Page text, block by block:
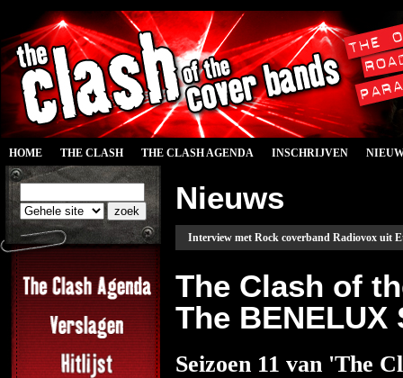
HOME THE CLASH THE CLASH AGENDA INSCHRIJVEN
Nieuws
Interview met Rock coverband Radiovox uit
The Clash of
The BENELUX
Seizoen 11 van 'The